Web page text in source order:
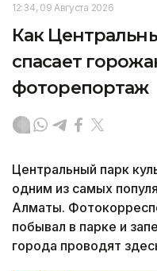
12:34, 09 Августа 2026
Как
спасает
фоторепортаж
Центральный парк
одним из самых
Алматы.
побывал в парке и
города проводят